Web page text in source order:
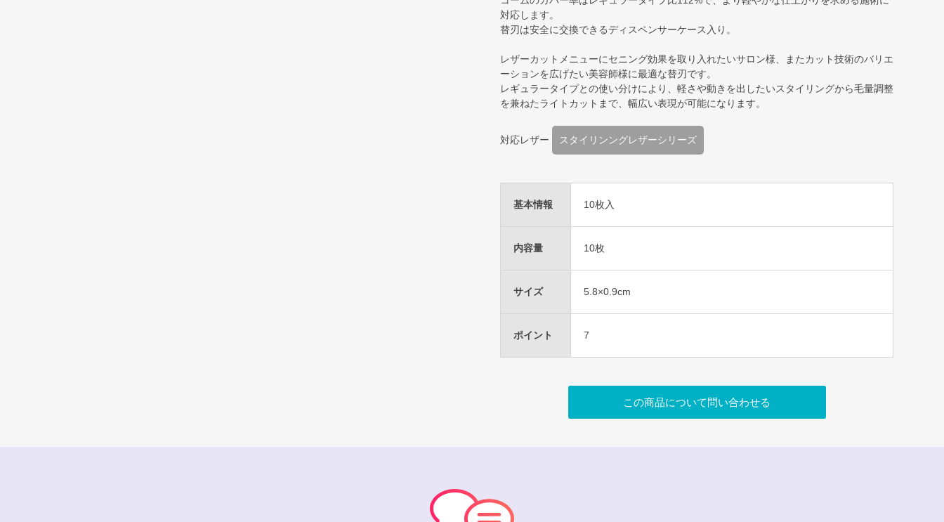
対応します。
替刃は安全に交換できるディスペンサーケース入り。
レザーカットメニューにセニング効果を取り入れたいサロン様、またカット技術のバリエ
ーションを広げたい美容師様に最適な替刃です。
レギュラータイプとの使い分けにより、軽さや動きを出したいスタイリングから毛量調整
を兼ねたライトカットまで、幅広い表現が可能になります。
対応レザー スタイリンングレザーシリーズ
基本情報 10枚入
内容量 10枚
サイズ 5.8×0.9cm
ポイント 7
この商品について問い合わせる